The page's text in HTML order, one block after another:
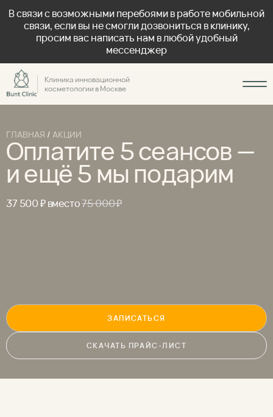
В связи с возможными перебоями в работе мобильной
связи, если вы не смогли дозвониться в клинику,
просим вас написать нам в любой удобный
мессенджер
Клиника инновационной
косметологии в Москве
ГЛАВНАЯ / АКЦИИ
Оплатите 5 сеансов —
и ещё 5 мы подарим
37 500 ₽ вместо75 000 ₽
ЗАПИСАТЬСЯ
СКАЧАТЬ ПРАЙС-ЛИСТ